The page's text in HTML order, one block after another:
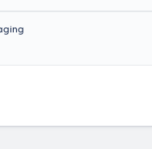
in the Heart Failure Clinic
in the ultrasound
on patients
at the General Oncology